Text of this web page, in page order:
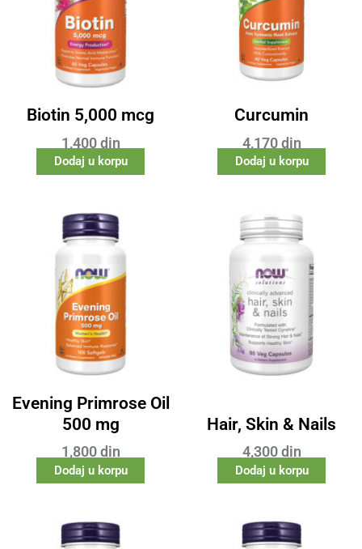
Biotin 5,000 mcg
1,400 din
Dodaj u korpu
Curcumin
4,170 din
Dodaj u korpu
Evening Primrose Oil
500 mg
1,800 din
Dodaj u korpu
Hair, Skin & Nails
4,300 din
Dodaj u korpu